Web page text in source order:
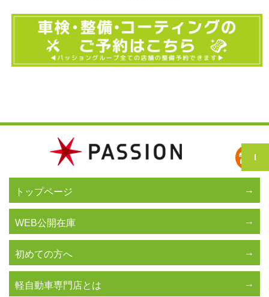
トップページ
WEB公開在庫
初めての方へ
軽自動車専門店とは